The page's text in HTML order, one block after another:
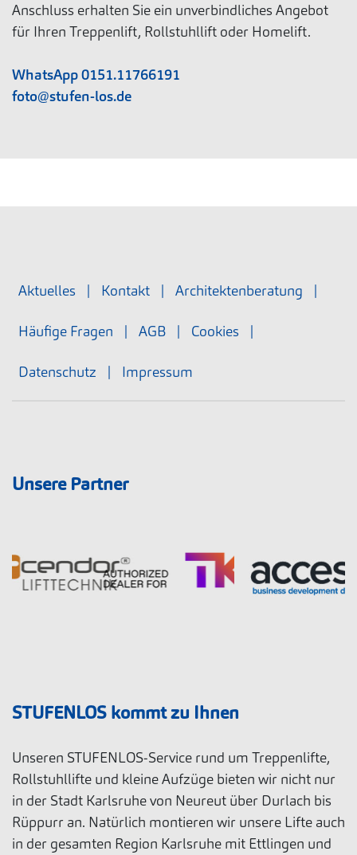
Anschluss erhalten Sie ein unverbindliches Angebot
für Ihren Treppenlift, Rollstuhllift oder Homelift.
WhatsApp 0151.11766191
foto@stufen-los.de
Aktuelles | Kontakt | Architektenberatung |
Häufige Fragen | AGB | Cookies |
Datenschutz | Impressum
Unsere Partner
STUFENLOS kommt zu Ihnen
Unseren STUFENLOS-Service rund um Treppenlifte,
Rollstuhllifte und kleine Aufzüge bieten wir nicht nur
in der Stadt Karlsruhe von Neureut über Durlach bis
Rüppurr an. Natürlich montieren wir unsere Lifte auch
in der gesamten Region Karlsruhe mit Ettlingen und